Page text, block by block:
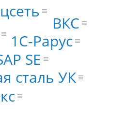
SE
1С-Рарус
сталь УК
ВКС